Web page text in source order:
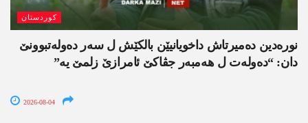
کوردستان
نورەدین دەمیرتاش داخویانیێن بالکێش ل سەر دەولەتبوونێ
دان: “دەولەت ل ھەمبەر جڤاکێ ئامرازێ زلمێ یە”
2026-08-04